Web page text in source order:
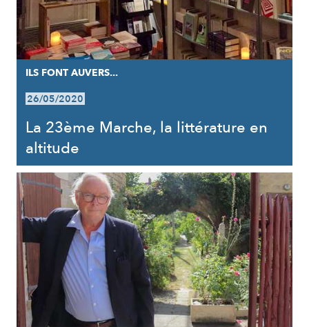
ILS FONT AUVERS...
26/05/2020
La 23ème Marche, la littérature en
altitude